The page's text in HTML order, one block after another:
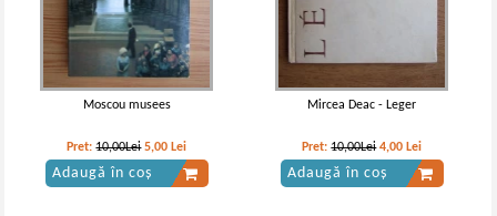
Moscou musees
Pret:10,00Lei 5,00 Lei
Adaugă în coș
Mircea Deac - Leger
Pret:10,00Lei 4,00 Lei
Adaugă în coș